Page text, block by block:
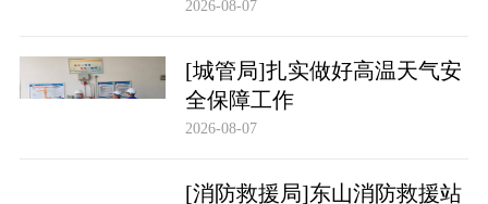
2026-08-07
[城管局]扎实做好高温天气安
全保障工作
2026-08-07
[消防救援局]东山消防救援站